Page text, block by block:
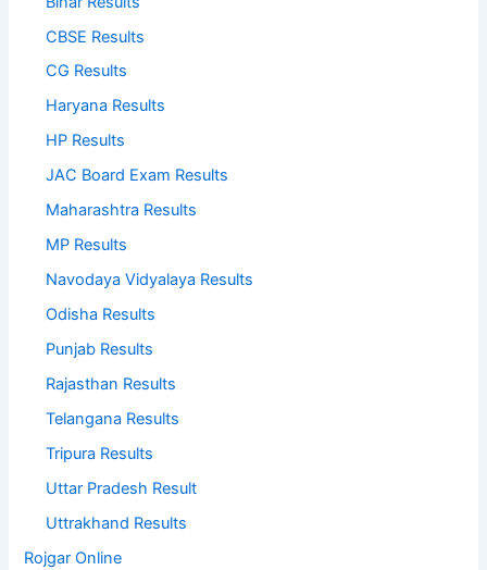
CBSE Results
CG Results
Haryana Results
HP Results
JAC Board Exam Results
Maharashtra Results
MP Results
Navodaya Vidyalaya Results
Odisha Results
Punjab Results
Rajasthan Results
Telangana Results
Tripura Results
Uttar Pradesh Result
Uttrakhand Results
Rojgar Online